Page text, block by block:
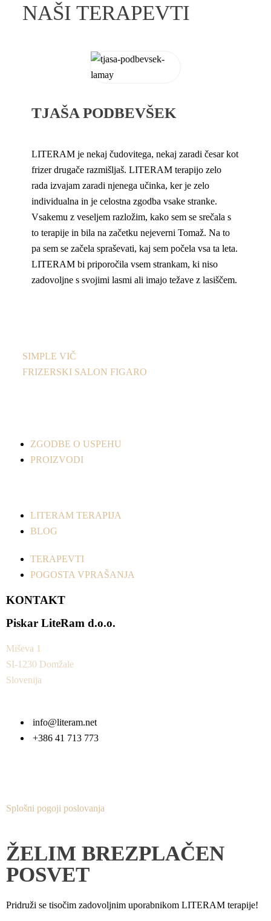
NAŠI TERAPEVTI
TJAŠA PODBEVŠEK
LITERAM je nekaj čudovitega, nekaj zaradi česar kot
frizer drugače razmišljaš. LITERAM terapijo zelo
rada izvajam zaradi njenega učinka, ker je zelo
individualna in je celostna zgodba vsake stranke.
Vsakemu z veseljem razložim, kako sem se srečala s
to terapije in bila na začetku nejeverni Tomaž. Na to
pa sem se začela spraševati, kaj sem počela vsa ta leta.
LITERAM bi priporočila vsem strankam, ki niso
zadovoljne s svojimi lasmi ali imajo težave z lasiščem.
SIMPLE VIČ
FRIZERSKI SALON FIGARO
ZGODBE O USPEHU
PROIZVODI
LITERAM TERAPIJA
BLOG
TERAPEVTI
POGOSTA VPRAŠANJA
KONTAKT
Piskar LiteRam d.o.o.
Miševa 1
SI-1230 Domžale
Slovenija
info@literam.net
+386 41 713 773
Splošni pogoji poslovanja
ŽELIM BREZPLAČEN
POSVET
Pridruži se tisočim zadovoljnim uporabnikom LITERAM terapije!